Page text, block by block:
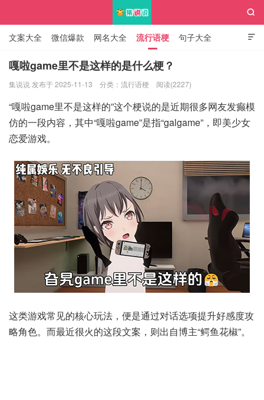

文案大全 微信爆款 网名大全 流行语梗 句子大全
知识大全

嘎啦game里不是这样的是什么梗？
集说说 发布于 2025-11-13 分类： 流行语梗 阅读(2227)
“嘎啦game里不是这样的”这个梗说的是近期很多网友发癫模
仿的一段内容，其中“嘎啦game”是指“galgame”，即美少女
恋爱游戏。
这类游戏常见的核心玩法，便是通过对话选项提升好感度攻
略角色。而最近很火的这段文案，则出自博主“鳄鱼花椒”。